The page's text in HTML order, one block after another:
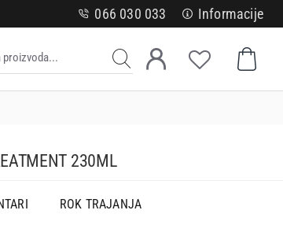
066 030 033 Informacije
230ML
ROK TRAJANJA